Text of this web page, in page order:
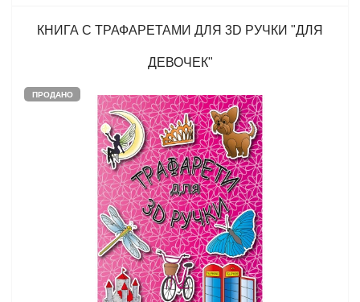
КНИГА С ТРАФАРЕТАМИ ДЛЯ 3D РУЧКИ "ДЛЯ
ДЕВОЧЕК"
ПРОДАНО